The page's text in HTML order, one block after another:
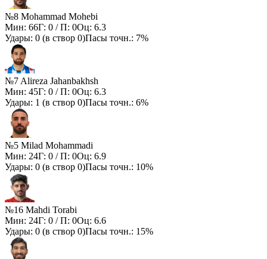
№8 Mohammad Mohebi
Мин: 66Г: 0 / П: 0Оц: 6.3
Удары: 0 (в створ 0)Пасы точн.: 7%
№7 Alireza Jahanbakhsh
Мин: 45Г: 0 / П: 0Оц: 6.3
Удары: 1 (в створ 0)Пасы точн.: 6%
№5 Milad Mohammadi
Мин: 24Г: 0 / П: 0Оц: 6.9
Удары: 0 (в створ 0)Пасы точн.: 10%
№16 Mahdi Torabi
Мин: 24Г: 0 / П: 0Оц: 6.6
Удары: 0 (в створ 0)Пасы точн.: 15%